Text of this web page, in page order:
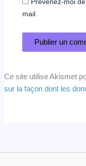
mail.
Ce site utilise Akismet
sur la façon dont les